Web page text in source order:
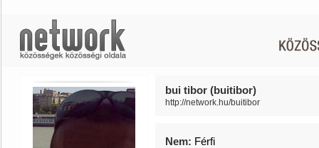
bui tibor (buitibor)
http://network.hu/buitibor
Nem: Férfi